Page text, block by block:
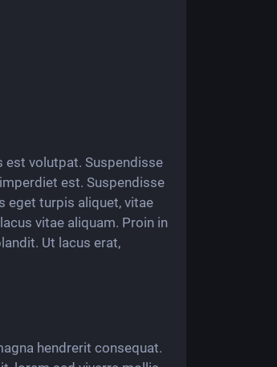
est volutpat. Suspendisse
est. Suspendisse
eget turpis aliquet, vitae
vitae aliquam. Proin in
Ut lacus erat,
hendrerit consequat.